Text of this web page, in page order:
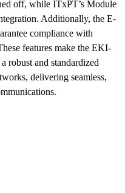
off, while ITxPT’s Module
Additionally, the E-
compliance with
features make the EKI-
robust and standardized
delivering seamless,